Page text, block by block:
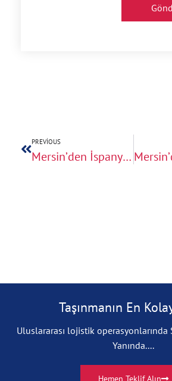
PREVIOUS
Mersin’den İspanya Ve Portekiz’e Ev Taşıma
Taşınmanın En
Uluslararası lojistik operasyonlarında
Yanında....
Hemen Teklif Alın